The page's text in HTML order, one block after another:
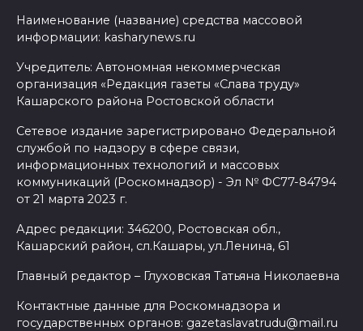
Наименование (название) средства массовой
информации: kasharynews.ru
Учредитель: Автономная некоммерческая
организация «Редакция газеты «Слава труду»
Кашарского района Ростовской области
Сетевое издание зарегистрировано Федеральной
службой по надзору в сфере связи,
информационных технологий и массовых
коммуникаций (Роскомнадзор) - Эл № ФС77-84794
от 21 марта 2023 г.
Адрес редакции: 346200, Ростовская обл.,
Кашарский район, сл.Кашары, ул.Ленина, 61
Главный редактор – Глуховская Татьяна Николаевна
Контактные данные для Роскомнадзора и
государственных органов: gazetaslavatrudu@mail.ru